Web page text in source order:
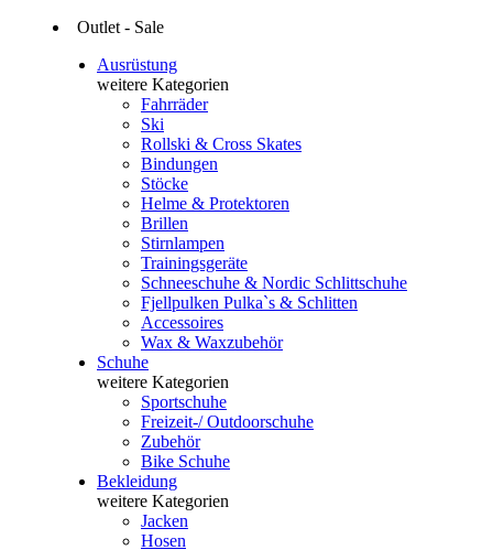
Outlet - Sale
Ausrüstung
weitere Kategorien
Fahrräder
Ski
Rollski & Cross Skates
Bindungen
Stöcke
Helme & Protektoren
Brillen
Stirnlampen
Trainingsgeräte
Schneeschuhe & Nordic Schlittschuhe
Fjellpulken Pulka`s & Schlitten
Accessoires
Wax & Waxzubehör
Schuhe
weitere Kategorien
Sportschuhe
Freizeit-/ Outdoorschuhe
Zubehör
Bike Schuhe
Bekleidung
weitere Kategorien
Jacken
Hosen